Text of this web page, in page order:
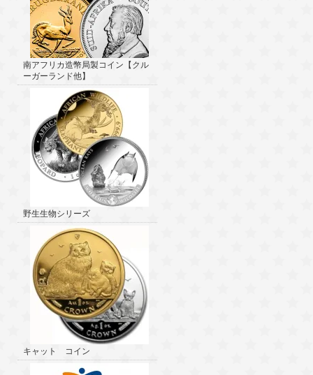
南アフリカ造幣局製コイン【クル
ーガーランド他】
野生生物シリーズ
キャット コイン